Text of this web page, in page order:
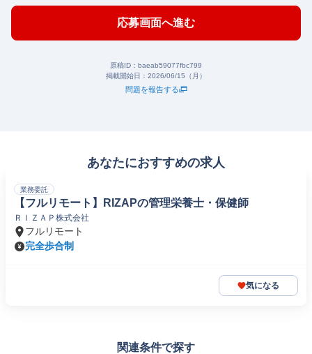
応募画面へ進む
原稿ID： baeab59077fbc799
掲載開始日： 2026/06/15（月）
問題を報告する
あなたにおすすめの求人
業務委託
【フルリモート】RIZAPの管理栄養士・保健師
ＲＩＺＡＰ株式会社
フルリモート
完全歩合制
気になる
関連条件で探す